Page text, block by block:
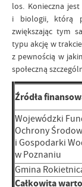
los. Konieczna
i biologii, którą
zwiększając tym
typu akcję w
z pewnością w
społeczną
Źródła
Wojewódzki
Ochrony
i Gospodarki
w Poznaniu
Gmina
Całkowita